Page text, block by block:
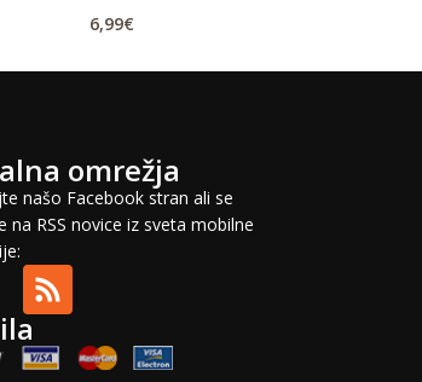
6,99€
omrežja
našo Facebook stran ali se
na RSS novice iz sveta mobilne